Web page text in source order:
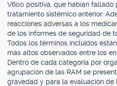
V600 positiva, que habían fallado
tratamiento sistémico anterior.
reacciones adversas a los
de los informes de seguridad de
Todos los términos incluidos
más altos observados entre los
Dentro de cada categoría por
agrupación de las RAM se
gravedad y para la evaluación